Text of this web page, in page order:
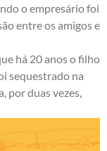
o empresário foi
entre os amigos e
há 20 anos o filho
sequestrado na
por duas vezes,